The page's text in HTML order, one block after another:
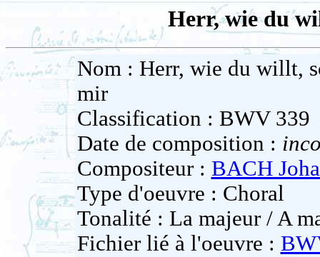
Herr, wie du
Nom : Herr, wie du willt,
mir
Classification : BWV 339
Date de composition :
Compositeur : BACH
Type d'oeuvre : Choral
Tonalité : La majeur / A
Fichier lié à l'oeuvre :